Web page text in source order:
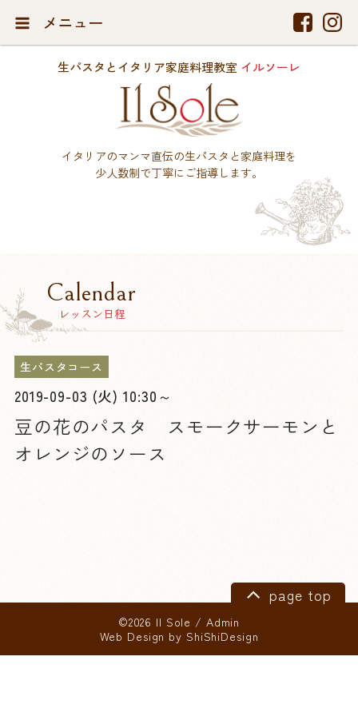
メニュー
生パスタとイタリア家庭料理教室 イルソーレ
イタリアのマンマ直伝の生パスタと家庭料理を
少人数制で丁寧にご指導します。
Calendar
レッスン日程
生パスタコース
2019-09-03 (火) 10:30～
豆の花のパスタ スモークサーモンと
オレンジのソース
page top
©2026 Il Sole / Admin
Web Design by ShiShiDesign